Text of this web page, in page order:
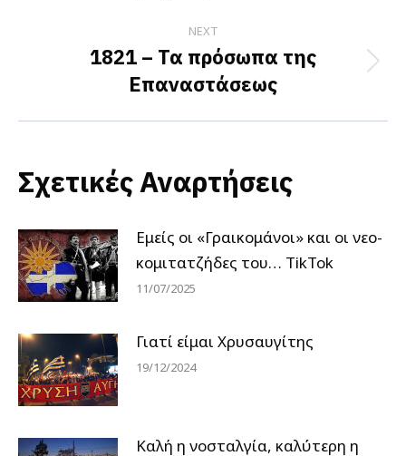
NEXT
Next
post:
1821 – Τα πρόσωπα της
Επαναστάσεως
Σχετικές Αναρτήσεις
Εμείς οι «Γραικομάνοι» και οι νεο-
κομιτατζήδες του… TikTok
11/07/2025
Γιατί είμαι Χρυσαυγίτης
19/12/2024
Καλή η νοσταλγία, καλύτερη η